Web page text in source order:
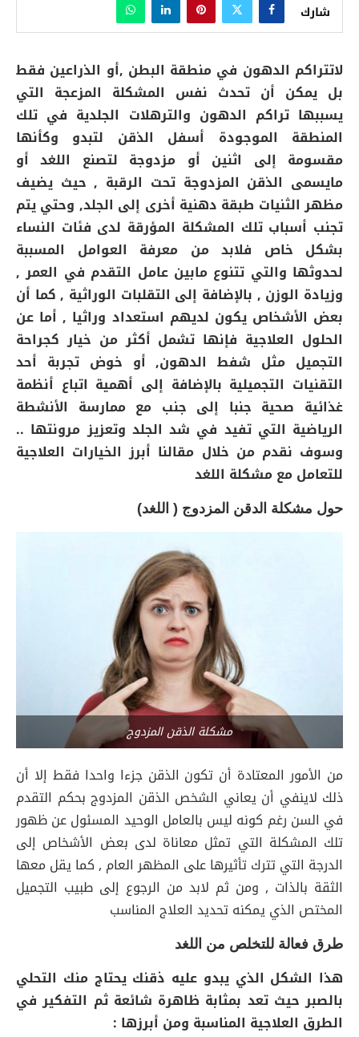
شارك
لاتتراكم الدهون في منطقة البطن ,أو الذراعين فقط
بل يمكن أن تحدث نفس المشكلة المزعجة التي
يسببها تراكم الدهون والترهلات الجلدية في تلك
المنطقة الموجودة أسفل الذقن لتبدو وكأنها
مقسومة إلى اثنين أو مزدوجة لتصنع اللغد أو
مايسمى الذقن المزدوجة تحت الرقبة , حيث يضيف
مظهر الثنيات طبقة دهنية أخرى إلى الجلد, وحتي يتم
تجنب أسباب تلك المشكلة المؤرقة لدى فئات النساء
بشكل خاص فلابد من معرفة العوامل المسببة
لحدوثها والتي تتنوع مابين عامل التقدم في العمر ,
وزيادة الوزن , بالإضافة إلى التقلبات الوراثية , كما أن
بعض الأشخاص يكون لديهم استعداد وراثيا , أما عن
الحلول العلاجية فإنها تشمل أكثر من خيار كجراحة
التجميل مثل شفط الدهون, أو خوض تجربة أحد
التقنيات التجميلية بالإضافة إلى أهمية اتباع أنظمة
غذائية صحية جنبا إلى جنب مع ممارسة الأنشطة
الرياضية التي تفيد في شد الجلد وتعزيز مرونتها ..
وسوف نقدم من خلال مقالنا أبرز الخيارات العلاجية
للتعامل مع مشكلة اللغد
حول مشكلة الدقن المزدوج ( اللغد)
مشكلة الذقن المزدوج
من الأمور المعتادة أن تكون الذقن جزءا واحدا فقط إلا أن
ذلك لاينفي أن يعاني الشخص الذقن المزدوج بحكم التقدم
في السن رغم كونه ليس بالعامل الوحيد المسئول عن ظهور
تلك المشكلة التي تمثل معاناة لدى بعض الأشخاص إلى
الدرجة التي تترك تأثيرها على المظهر العام , كما يقل معها
الثقة بالذات , ومن ثم لابد من الرجوع إلى طبيب التجميل
المختص الذي يمكنه تحديد العلاج المناسب
طرق فعالة للتخلص من اللغد
هذا الشكل الذي يبدو عليه ذقنك يحتاج منك التحلي
بالصبر حيث تعد بمثابة ظاهرة شائعة ثم التفكير في
الطرق العلاجية المناسبة ومن أبرزها :